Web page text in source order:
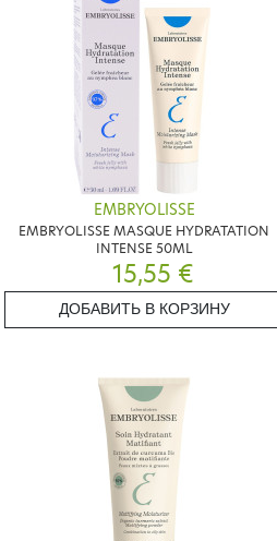
EMBRYOLISSE
EMBRYOLISSE MASQUE HYDRATATION
INTENSE 50ML
15,55 €
ДОБАВИТЬ В КОРЗИНУ